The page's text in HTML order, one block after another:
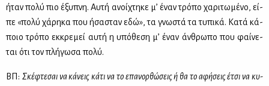
ήταν πο­λύ πιο έξυ­πνη. Αυ­τή ανοί­χτη­κε μ’ έναν τρό­πο χα­ρι­τω­μέ­νο, εί­
πε «πο­λύ χά­ρη­κα που ήσα­σταν εδώ», τα γνω­στά τα τυ­πι­κά. Κα­τά κά­
ποιο τρό­πο εκ­κρε­μεί αυ­τή η υπό­θε­ση μ’ έναν άν­θρω­πο που φαί­νε­
ται ότι τον πλή­γω­σα πο­λύ.
ΒΠ: Σκέ­φτε­σαι να κά­νεις κά­τι να το επα­νορ­θώ­σεις ή θα το αφή­σεις έτσι να κυ­